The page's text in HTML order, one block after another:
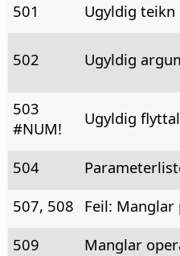
501
Ugyldig teikn
502 Ugyldig
503
#NUM!
Ugyldig
504
507, 508 Feil: Manglar
509
Manglar